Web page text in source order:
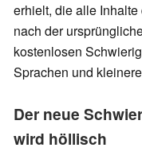
erhielt, die alle
nach der
kostenlosen
Sprachen und
Der neue
wird höllisch